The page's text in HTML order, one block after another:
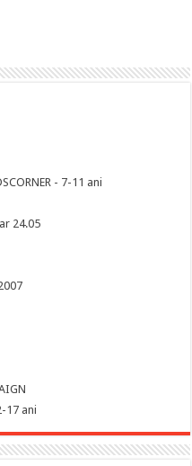
- 7-11 ani
24.05
17 ani